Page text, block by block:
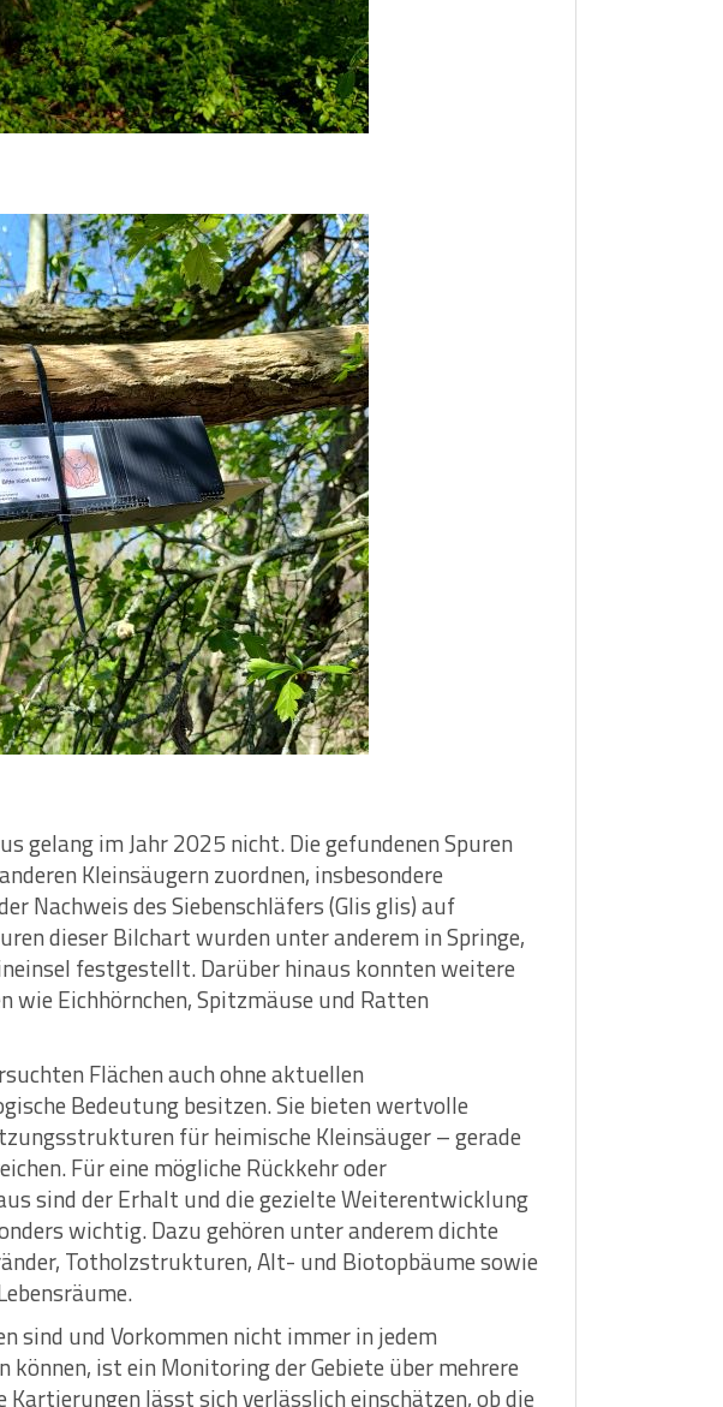
gelang im Jahr 2025 nicht. Die gefundenen Spuren
Kleinsäugern zuordnen, insbesondere
Nachweis des Siebenschläfers (Glis glis) auf
dieser Bilchart wurden unter anderem in Springe,
festgestellt. Darüber hinaus konnten weitere
wie Eichhörnchen, Spitzmäuse und Ratten
Flächen auch ohne aktuellen
Bedeutung besitzen. Sie bieten wertvolle
für heimische Kleinsäuger – gerade
Für eine mögliche Rückkehr oder
sind der Erhalt und die gezielte Weiterentwicklung
wichtig. Dazu gehören unter anderem dichte
Totholzstrukturen, Alt- und Biotopbäume sowie
sind und Vorkommen nicht immer in jedem
ist ein Monitoring der Gebiete über mehrere
lässt sich verlässlich einschätzen, ob die